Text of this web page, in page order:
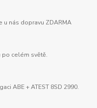
u nás dopravu ZDARMA
po celém světě.
ABE + ATEST 8SD 2990.